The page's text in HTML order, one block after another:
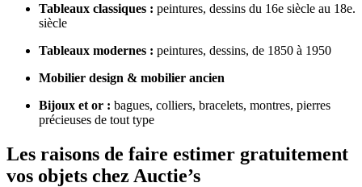
Tableaux classiques : peintures, dessins du 16e siècle au 18e.
siècle
Tableaux modernes : peintures, dessins, de 1850 à 1950
Mobilier design & mobilier ancien
Bijoux et or : bagues, colliers, bracelets, montres, pierres
précieuses de tout type
Les raisons de faire estimer gratuitement
vos objets chez Auctie’s